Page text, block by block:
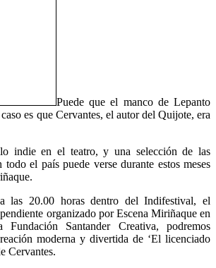
Puede que el manco de Lepanto
es que Cervantes, el autor del Quijote, era
indie en el teatro, y una selección de las
todo el país puede verse durante estos meses
las 20.00 horas dentro del Indifestival, el
organizado por Escena Miriñaque en
Fundación Santander Creativa, podremos
moderna y divertida de ‘El licenciado
Cervantes.